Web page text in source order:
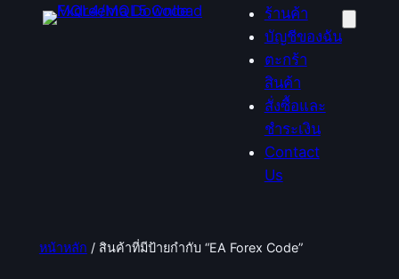
ร้านค้า
บัญชีของฉัน
ตะกร้า
สินค้า
สั่งซื้อและ
ชำระเงิน
Contact
Us
หน้าหลัก / สินค้าที่มีป้ายกำกับ “EA Forex Code”